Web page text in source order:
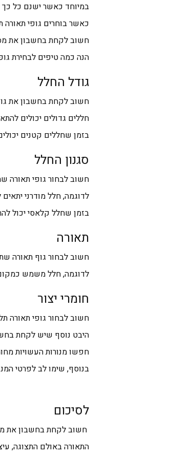
במיוחד כאשר ישנם כל כך
כאשר בוחרים גופי תאורה
חשוב לקחת בחשבון את
הנה כמה טיפים לבחירת
גודל החלל
חשוב לקחת בחשבון את
חללים גדולים יכולים
בזמן שחללים קטנים
סגנון החלל
חשוב לבחור גופי תאורה
לדוגמה, חלל מודרני יתאים
בזמן שחלל קלאסי יכול
תאורה
חשוב לבחור גוף תאורה
לדוגמה, חלל משמש
חומרי יצור
חשוב לבחור גופי תאורה
היבט נוסף שיש לקחת
חפשו מנורות העשויות
בנוסף, שימו לב לפרטי
לסיכום
חשוב לקחת בחשבון את
התאורה באולם התצוגה,